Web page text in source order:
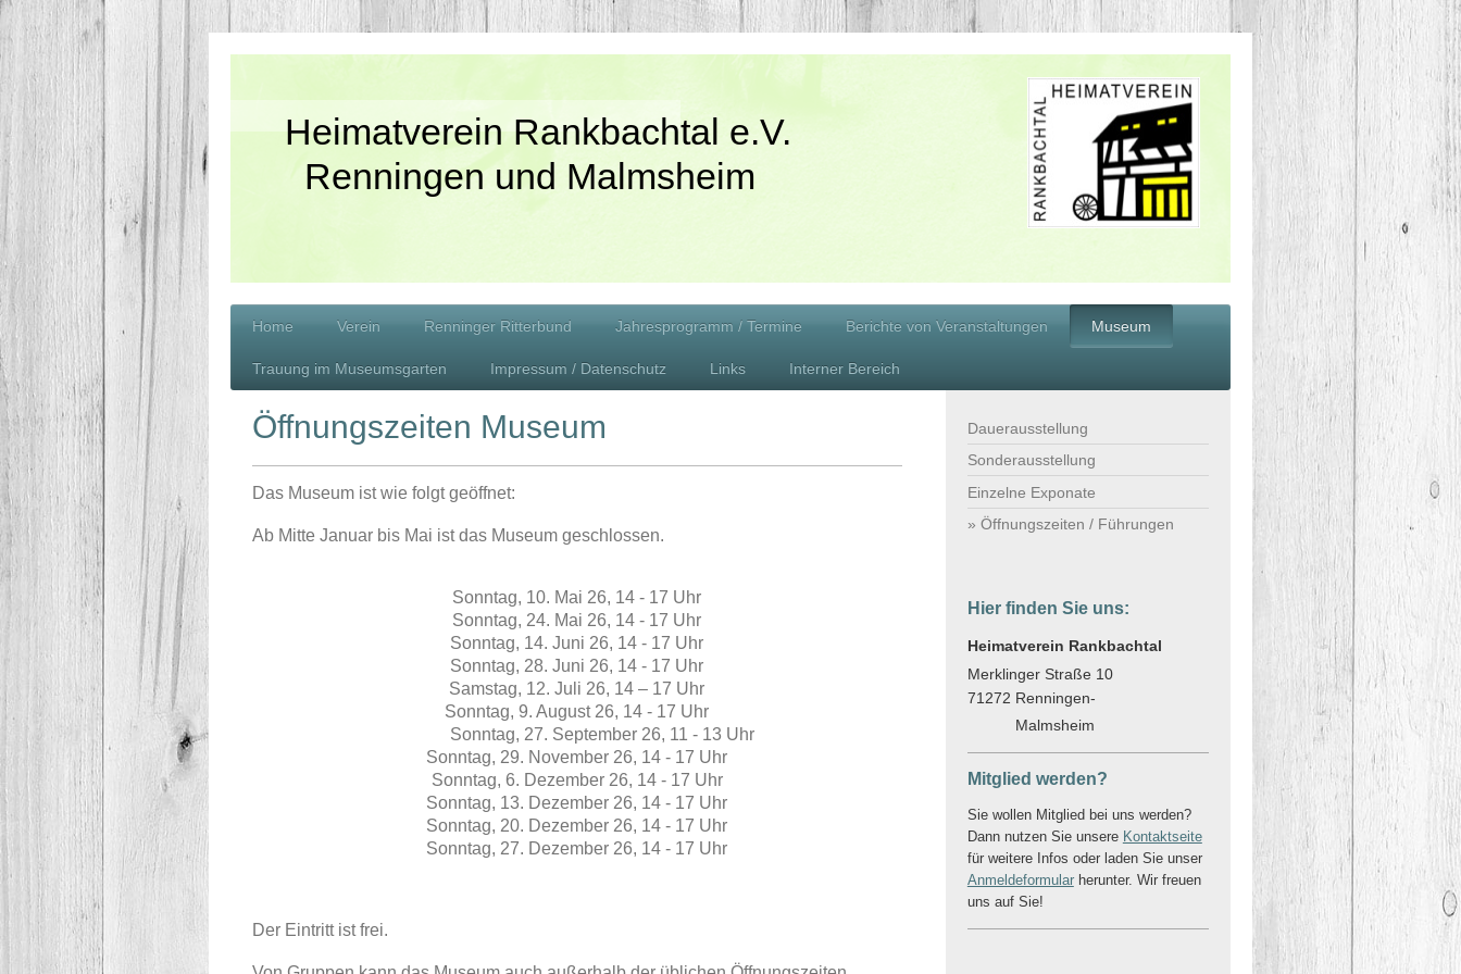
Heimatverein Rankbachtal e.V.
Renningen und Malmsheim
Home Verein Renninger Ritterbund Jahresprogramm / Termine Berichte von Veranstaltungen Museum
Trauung im Museumsgarten Impressum / Datenschutz Links Interner Bereich
Öffnungszeiten Museum
Das Museum ist wie folgt geöffnet:
Ab Mitte Januar bis Mai ist das Museum geschlossen.
Sonntag, 10. Mai 26, 14 - 17 Uhr
Sonntag, 24. Mai 26, 14 - 17 Uhr
Sonntag, 14. Juni 26, 14 - 17 Uhr
Sonntag, 28. Juni 26, 14 - 17 Uhr
Samstag, 12. Juli 26, 14 – 17 Uhr
Sonntag, 9. August 26, 14 - 17 Uhr
Sonntag, 27. September 26, 11 - 13 Uhr
Sonntag, 29. November 26, 14 - 17 Uhr
Sonntag, 6. Dezember 26, 14 - 17 Uhr
Sonntag, 13. Dezember 26, 14 - 17 Uhr
Sonntag, 20. Dezember 26, 14 - 17 Uhr
Sonntag, 27. Dezember 26, 14 - 17 Uhr
Der Eintritt ist frei.
Dauerausstellung
Sonderausstellung
Einzelne Exponate
Öffnungszeiten / Führungen
Hier finden Sie uns:
Heimatverein Rankbachtal
Merklinger Straße 10
71272 Renningen-
Malmsheim
Mitglied werden?
Sie wollen Mitglied bei uns werden?
Dann nutzen Sie unsere Kontaktseite
für weitere Infos oder laden Sie unser
Anmeldeformularherunter. Wir freuen
uns auf Sie!